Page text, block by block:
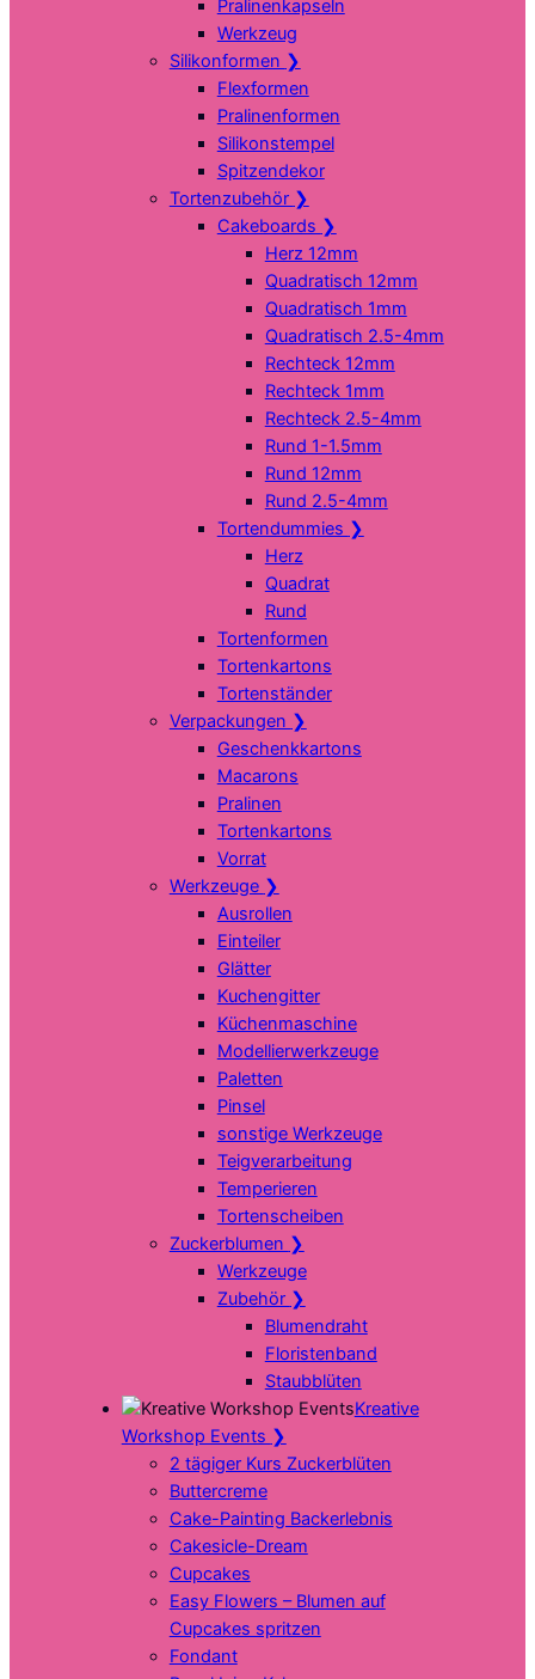
Pralinenkapseln
Werkzeug
Silikonformen ❯
Flexformen
Pralinenformen
Silikonstempel
Spitzendekor
Tortenzubehör ❯
Cakeboards ❯
Herz 12mm
Quadratisch 12mm
Quadratisch 1mm
Quadratisch 2.5-4mm
Rechteck 12mm
Rechteck 1mm
Rechteck 2.5-4mm
Rund 1-1.5mm
Rund 12mm
Rund 2.5-4mm
Tortendummies ❯
Herz
Quadrat
Rund
Tortenformen
Tortenkartons
Tortenständer
Verpackungen ❯
Geschenkkartons
Macarons
Pralinen
Tortenkartons
Vorrat
Werkzeuge ❯
Ausrollen
Einteiler
Glätter
Kuchengitter
Küchenmaschine
Modellierwerkzeuge
Paletten
Pinsel
sonstige Werkzeuge
Teigverarbeitung
Temperieren
Tortenscheiben
Zuckerblumen ❯
Werkzeuge
Zubehör ❯
Blumendraht
Floristenband
Staubblüten
Kreative
Workshop Events ❯
2 tägiger Kurs Zuckerblüten
Buttercreme
Cake-Painting Backerlebnis
Cakesicle-Dream
Cupcakes
Easy Flowers – Blumen auf
Cupcakes spritzen
Fondant